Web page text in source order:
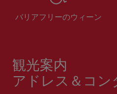
バリアフリーのウィーン
観光案内
アドレス＆コン